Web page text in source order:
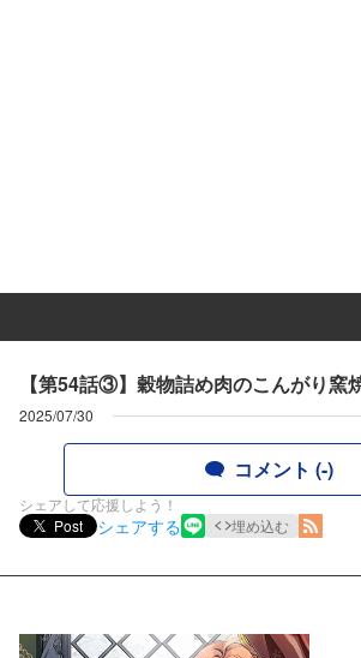
【第54話③】穀物詰め肉のこんがり窯
2025/07/30
コメント (-)
シェアして応援しよう！
Post
シェアする 埋め込む